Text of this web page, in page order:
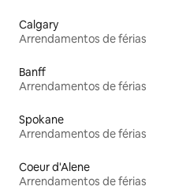
Calgary
Arrendamentos de férias
Banff
Arrendamentos de férias
Spokane
Arrendamentos de férias
Coeur d'Alene
Arrendamentos de férias